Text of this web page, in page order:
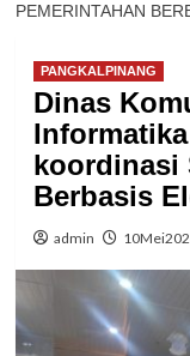
PEMERINTAHAN
PANGKALPINANG
Dinas
koordinasi
Berbasis
admin